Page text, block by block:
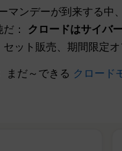
マンデーが到来する中
： クロードはサイバ
ット販売、期間限定
まだ～できる クロード